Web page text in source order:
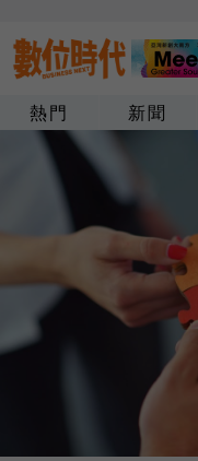
熱門 新聞